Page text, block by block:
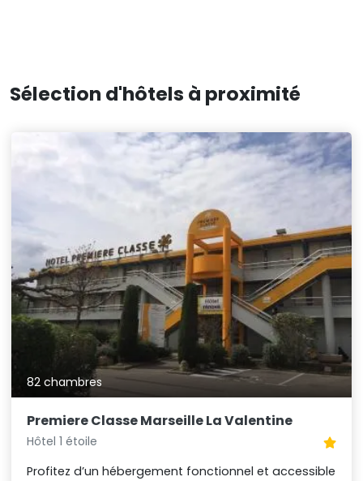
Sélection d'hôtels à proximité
82 chambres
Premiere Classe Marseille La Valentine
Hôtel 1 étoile
Profitez d’un hébergement fonctionnel et accessible